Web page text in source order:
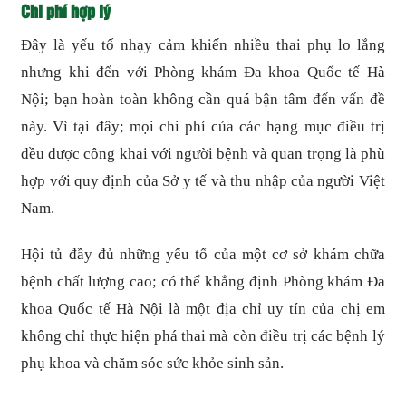
Chi phí hợp lý
Đây là yếu tố nhạy cảm khiến nhiều thai phụ lo lắng
nhưng khi đến với Phòng khám Đa khoa Quốc tế Hà
Nội; bạn hoàn toàn không cần quá bận tâm đến vấn đề
này. Vì tại đây; mọi chi phí của các hạng mục điều trị
đều được công khai với người bệnh và quan trọng là phù
hợp với quy định của Sở y tế và thu nhập của người Việt
Nam.
Hội tủ đầy đủ những yếu tố của một cơ sở khám chữa
bệnh chất lượng cao; có thể khẳng định Phòng khám Đa
khoa Quốc tế Hà Nội là một địa chỉ uy tín của chị em
không chỉ thực hiện phá thai mà còn điều trị các bệnh lý
phụ khoa và chăm sóc sức khỏe sinh sản.